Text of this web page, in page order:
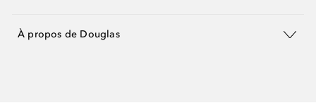
À propos de Douglas